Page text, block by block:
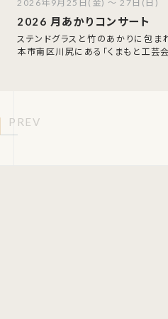
2026 月あかりコンサート
ステンドグラスと竹のあかりに包ま
本市南区川尻にある「くまもと工芸
2026年9月25日(金) ～ 27日(日)
PREV